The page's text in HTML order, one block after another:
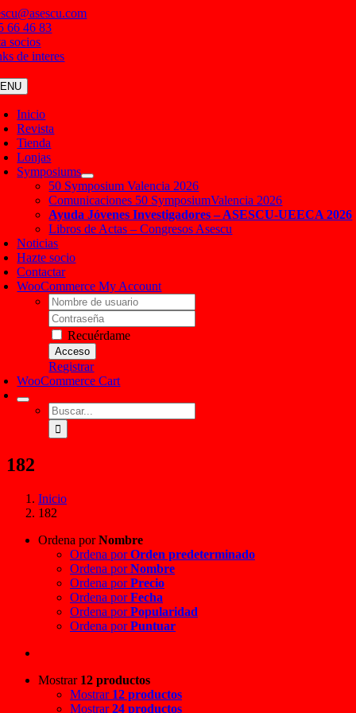
Saltar
al
contenido
66 46 83
socios
de interes
Inicio
Revista
Tienda
Lonjas
Symposiums
50 Symposium Valencia 2026
Comunicaciones 50 SymposiumValencia 2026
Ayuda Jóvenes Investigadores – ASESCU-UEECA 2026
Libros de Actas – Congresos Asescu
Noticias
Hazte socio
Contactar
WooCommerce My Account
Username:
Contraseña
Recuérdame
Registrar
WooCommerce Cart
Buscar:
182
Inicio
182
Ordena porNombre
Ordena porOrden predeterminado
Ordena porNombre
Ordena porPrecio
Ordena porFecha
Ordena porPopularidad
Ordena porPuntuar
Mostrar 12 productos
Mostrar 12 productos
Mostrar24 productos